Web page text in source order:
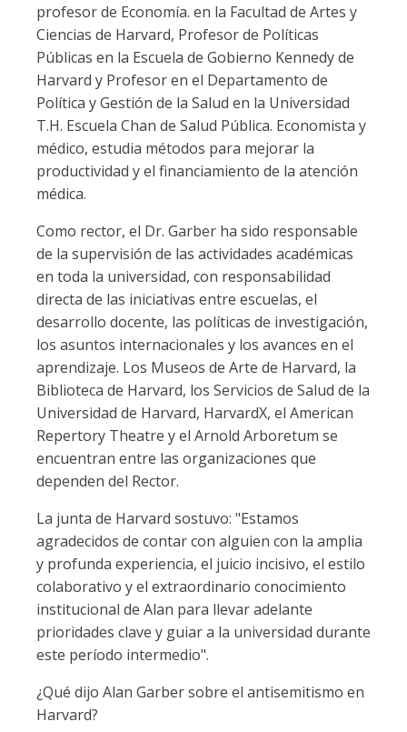
profesor de Economía. en la Facultad de Artes y
Ciencias de Harvard, Profesor de Políticas
Públicas en la Escuela de Gobierno Kennedy de
Harvard y Profesor en el Departamento de
Política y Gestión de la Salud en la Universidad
T.H. Escuela Chan de Salud Pública. Economista y
médico, estudia métodos para mejorar la
productividad y el financiamiento de la atención
médica.
Como rector, el Dr. Garber ha sido responsable
de la supervisión de las actividades académicas
en toda la universidad, con responsabilidad
directa de las iniciativas entre escuelas, el
desarrollo docente, las políticas de investigación,
los asuntos internacionales y los avances en el
aprendizaje. Los Museos de Arte de Harvard, la
Biblioteca de Harvard, los Servicios de Salud de la
Universidad de Harvard, HarvardX, el American
Repertory Theatre y el Arnold Arboretum se
encuentran entre las organizaciones que
dependen del Rector.
La junta de Harvard sostuvo: "Estamos
agradecidos de contar con alguien con la amplia
y profunda experiencia, el juicio incisivo, el estilo
colaborativo y el extraordinario conocimiento
institucional de Alan para llevar adelante
prioridades clave y guiar a la universidad durante
este período intermedio".
¿Qué dijo Alan Garber sobre el antisemitismo en
Harvard?